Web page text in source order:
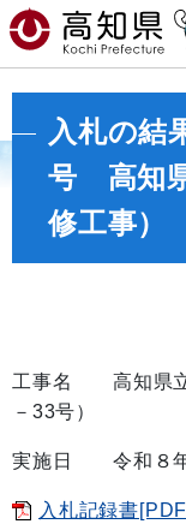
入札の結
号 高知
修工事）
工事名 高知県立
－33号）
実施日 令和８年
入札記録書